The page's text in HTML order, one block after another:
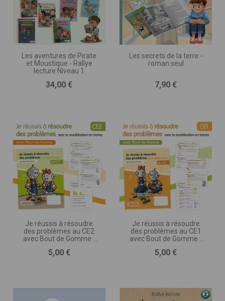
Les aventures de Pirate
et Moustique - Rallye
lecture Niveau 1
Prix
34,00 €
Les secrets de la terre -
roman seul
Prix
7,90 €
Je réussis à résoudre
des problèmes au CE2
avec Bout de Gomme -
barres
Prix
5,00 €
Je réussis à résoudre
des problèmes au CE1
avec Bout de Gomme -
barres
Prix
5,00 €